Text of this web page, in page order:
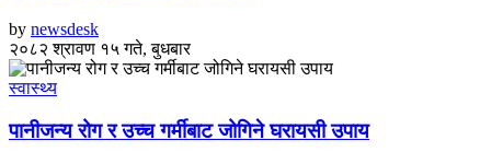
by newsdesk
२०८२ श्रावण १५ गते, बुधबार
स्वास्थ्य
पानीजन्य रोग र उच्च गर्मीबाट जोगिने घरायसी उपाय